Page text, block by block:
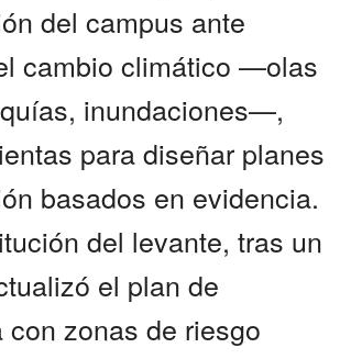
del campus ante
cambio climático —olas
inundaciones—,
para diseñar planes
basados en evidencia.
del levante, tras un
el plan de
con zonas de riesgo